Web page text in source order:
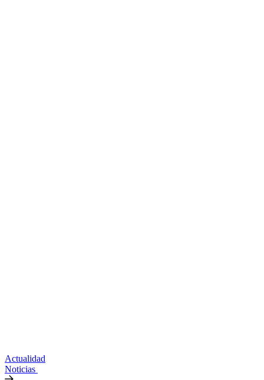
Actualidad
Noticias